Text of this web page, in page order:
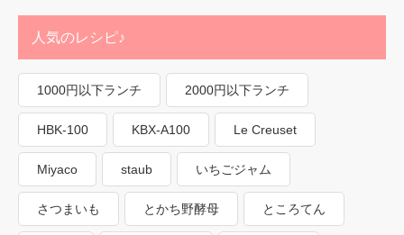
人気のレシピ♪
1000円以下ランチ 2000円以下ランチ
HBK-100 KBX-A100 Le Creuset
Miyaco staub いちごジャム
さつまいも とかち野酵母 ところてん